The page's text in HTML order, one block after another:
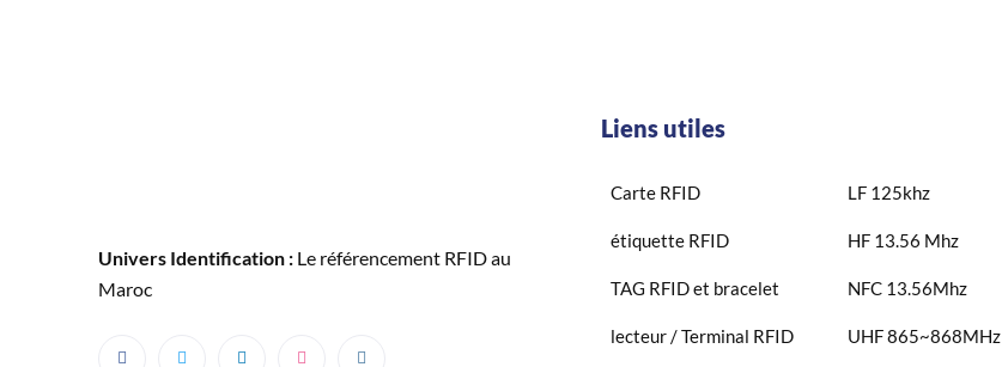
Univers Identification : Le référencement RFID au
Maroc
Liens utiles
Carte RFID
étiquette RFID
TAG RFID et bracelet
lecteur / Terminal RFID
LF 125khz
HF 13.56 Mhz
NFC 13.56Mhz
UHF 865~868MHz